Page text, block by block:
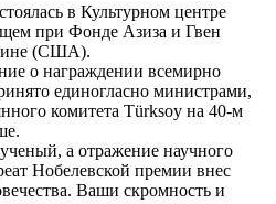
в Культурном центре
при Фонде Азиза и Гвен
(США).
о награждении всемирно
единогласно министрами,
комитета Türksoy на 40-м
а отражение научного
Нобелевской премии внес
Ваши скромность и